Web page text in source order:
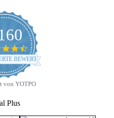
4.7
star
rating
BEWERTUNGEN
von YOTPO